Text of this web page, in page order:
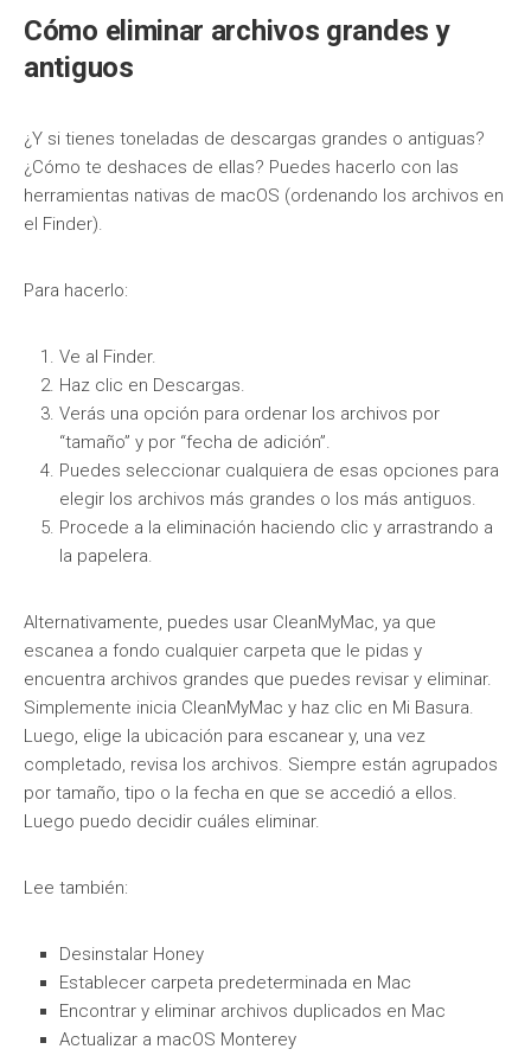
Cómo eliminar archivos grandes y
antiguos
¿Y si tienes toneladas de descargas grandes o antiguas?
¿Cómo te deshaces de ellas? Puedes hacerlo con las
herramientas nativas de macOS (ordenando los archivos en
el Finder).
Para hacerlo:
Ve al Finder.
Haz clic en Descargas.
Verás una opción para ordenar los archivos por
“tamaño” y por “fecha de adición”.
Puedes seleccionar cualquiera de esas opciones para
elegir los archivos más grandes o los más antiguos.
Procede a la eliminación haciendo clic y arrastrando a
la papelera.
Alternativamente, puedes usar CleanMyMac, ya que
escanea a fondo cualquier carpeta que le pidas y
encuentra archivos grandes que puedes revisar y eliminar.
Simplemente inicia CleanMyMac y haz clic en Mi Basura.
Luego, elige la ubicación para escanear y, una vez
completado, revisa los archivos. Siempre están agrupados
por tamaño, tipo o la fecha en que se accedió a ellos.
Luego puedo decidir cuáles eliminar.
Lee también:
Desinstalar Honey
Establecer carpeta predeterminada en Mac
Encontrar y eliminar archivos duplicados en Mac
Actualizar a macOS Monterey